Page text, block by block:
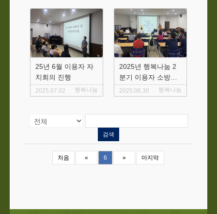
25년 6월 이용자 자
치회의 진행
2025.07.02 행복나눔
2025년 행복나눔 2
분기 이용자 소방교
육 실시
2025.06.30 행복나눔
검색
처음 « 6 » 마지막